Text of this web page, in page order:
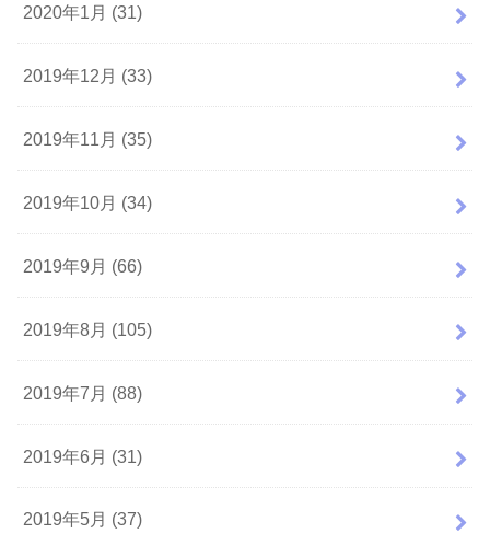
2020年1月 (31)
2019年12月 (33)
2019年11月 (35)
2019年10月 (34)
2019年9月 (66)
2019年8月 (105)
2019年7月 (88)
2019年6月 (31)
2019年5月 (37)